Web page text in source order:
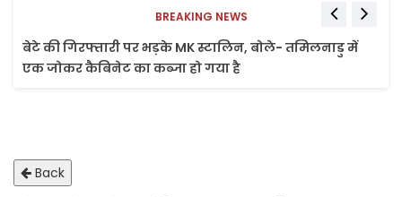
BREAKING NEWS
बेटे की गिरफ्तारी पर भड़के MK स्टालिन, बोले- तमिलनाडु में
एक जोकर कैबिनेट का कब्जा हो गया है
Back